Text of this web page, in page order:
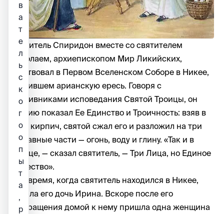
Святитель Спиридон вместе со святителем
Николаем, архиепископом Мир Ликийских,
участвовал в Первом Вселенском Соборе в Никее,
осудившем арианскую ересь. Говоря с
противниками исповедания Святой Троицы, он
воочию показал Ее Единство и Троичность: взяв в
руки кирпич, святой сжал его и разложил на три
составные части — огонь, воду и глину. «Так и в
Троице, — сказал святитель, — Три Лица, но Единое
Божество».
В то время, когда святитель находился в Никее,
умерла его дочь Ирина. Вскоре после его
возвращения домой к нему пришла одна женщина
в
а
т
е
л
ь
с
к
о
г
о
о
п
ы
т
а
,
р